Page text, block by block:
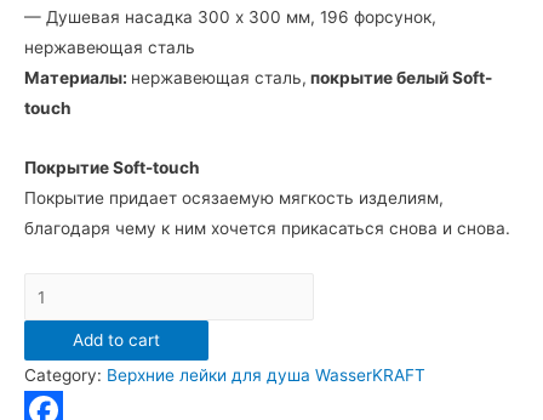
— Душевая насадка 300 x 300 мм, 196 форсунок,
нержавеющая сталь
Материалы: нержавеющая сталь, покрытие белый Soft-
touch
Покрытие Soft-touch
Покрытие придает осязаемую мягкость изделиям,
благодаря чему к ним хочется прикасаться снова и снова.
А163
Верхний
WasserKRAFT
A163
Add to cart
Category: Верхние лейки для душа WasserKRAFT